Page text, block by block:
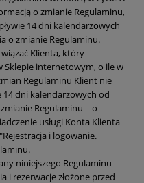
o zmianie Regulaminu,
14 dni kalendarzowych
o zmianie Regulaminu.
Klienta, który
Sklepie internetowym, o ile w
Regulaminu Klient nie
dni kalendarzowych od
Regulaminu – o
usługi Konta Klienta
i logowanie.
niniejszego Regulaminu
i rezerwacje złożone przed